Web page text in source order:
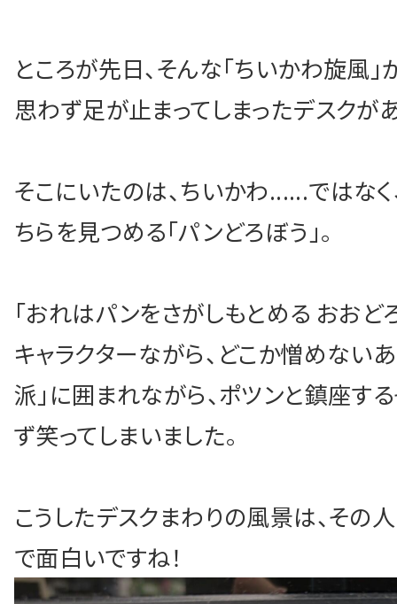
採用情報
シンスタグラム
Facebook English
ところが先日、そんな「ちいかわ旋風
思わず足が止まってしまったデスクが
そこにいたのは、ちいかわ......ではな
ちらを見つめる「パンどろぼう」。
「おれはパンをさがしもとめる おおど
キャラクターながら、どこか憎めない
派」に囲まれながら、ポツンと鎮座す
ず笑ってしまいました。
こうしたデスクまわりの風景は、その
で面白いですね！